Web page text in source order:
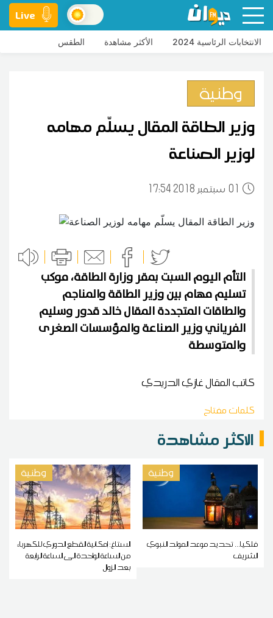
Live
الانتخابات الرئاسية 2024 الأكثر مشاهدة الطقس
وطنية
وزير الطاقة المقال يسلّم مهامه
لوزير الصناعة
01 17:54 2018 سبتمبر
التأم اليوم السبت بمقر وزارة الطاقة، موكب
تسليم مهام بين وزير الطاقة والمناجم
والطاقات المتجددة المقال خالد قدور وسليم
الفرياني وزير الصناعة والمؤسسات الصغرى
والمتوسطة
كاتب المقالغازي الدريدي
كلمات مفتاح
الاكثر مشاهدة
وطنية
فلكيا... تحديد موعد المولد النبوي
الشريف
وطنية
الستاغ: إمكانية القطع الدوري للكهرباء
من الساعة الواحدة الى الساعة الرابعة
بعد الزوال